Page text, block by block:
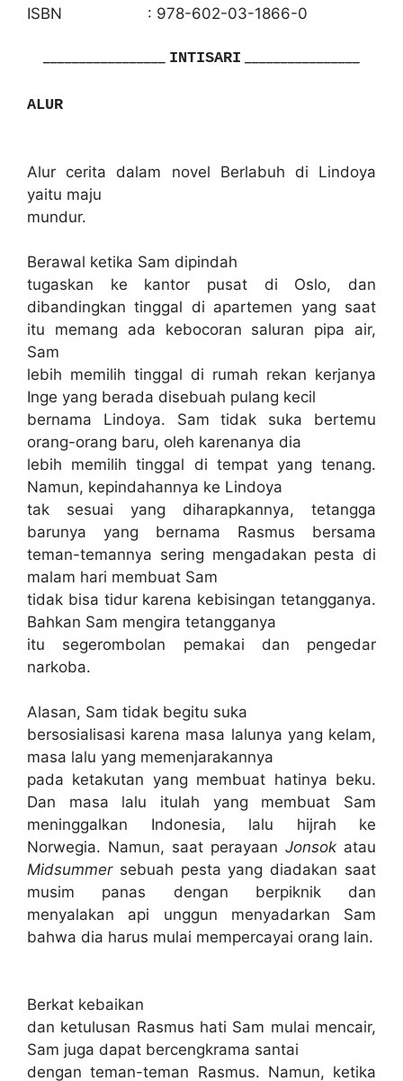
ISBN : 978-602-03-1866-0
INTISARI
ALUR
Alur cerita dalam novel Berlabuh di Lindoya
yaitu maju
mundur.
Berawal ketika Sam dipindah
tugaskan ke kantor pusat di Oslo, dan
dibandingkan tinggal di apartemen yang saat
itu memang ada kebocoran saluran pipa air,
Sam
lebih memilih tinggal di rumah rekan kerjanya
Inge yang berada disebuah pulang kecil
bernama Lindoya. Sam tidak suka bertemu
orang-orang baru, oleh karenanya dia
lebih memilih tinggal di tempat yang tenang.
Namun, kepindahannya ke Lindoya
tak sesuai yang diharapkannya, tetangga
barunya yang bernama Rasmus bersama
teman-temannya sering mengadakan pesta di
malam hari membuat Sam
tidak bisa tidur karena kebisingan tetangganya.
Bahkan Sam mengira tetangganya
itu segerombolan pemakai dan pengedar
narkoba.
Alasan, Sam tidak begitu suka
bersosialisasi karena masa lalunya yang kelam,
masa lalu yang memenjarakannya
pada ketakutan yang membuat hatinya beku.
Dan masa lalu itulah yang membuat Sam
meninggalkan Indonesia, lalu hijrah ke
Norwegia. Namun, saat perayaan Jonsok atau
Midsummer sebuah pesta yang diadakan saat
musim panas dengan berpiknik dan
menyalakan api unggun menyadarkan Sam
bahwa dia harus mulai mempercayai orang lain.
Berkat kebaikan
dan ketulusan Rasmus hati Sam mulai mencair,
Sam juga dapat bercengkrama santai
dengan teman-teman Rasmus. Namun, ketika